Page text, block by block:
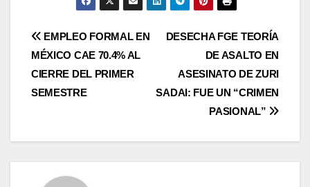
Navegación
de
entradas
DESECHA FGE TEORÍA
DE ASALTO EN
ASESINATO DE ZURI
SADAI: FUE UN “CRIMEN
PASIONAL”
EMPLEO FORMAL EN
MÉXICO CAE 70.4% AL
CIERRE DEL PRIMER
SEMESTRE